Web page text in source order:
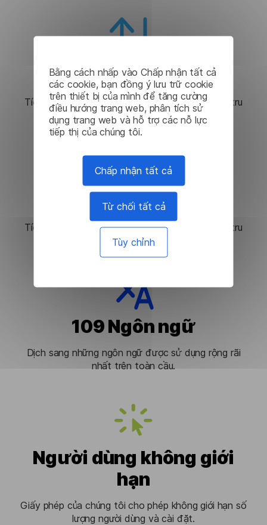
Bằng cách nhấp vào Chấp nhận tất cả
các cookie, bạn đồng ý lưu trữ cookie
trên thiết bị của mình để tăng cường
điều hướng trang web, phân tích sử
dụng trang web và hỗ trợ các nỗ lực
tiếp thị của chúng tôi.
Chấp nhận tất cả
Từ chối tất cả
Tùy chỉnh
Tích hợp dễ dàng
Tích hợp các giải pháp dịch máy một cách trơn tru
vào ứng dụng của bạn.
Giá cả phải chăng
Tích hợp các giải pháp dịch máy một cách trơn tru
vào ứng dụng của bạn.
109 Ngôn ngữ
Dịch sang những ngôn ngữ được sử dụng rộng rãi
nhất trên toàn cầu.
Người dùng không giới
hạn
Giấy phép của chúng tôi cho phép không giới hạn số
lượng người dùng và cài đặt.